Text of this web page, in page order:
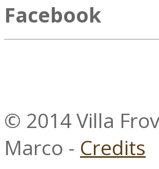
Facebook
© 2014 Villa
Marco - Credits